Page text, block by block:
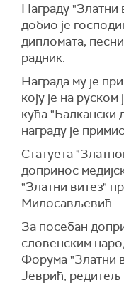
Награду "Златни
добио је
дипломата,
радник.
Награда му је
коју је на
кућа "Балкански
награду је
Статуета
допринос
"Златни витез"
Милосављевић.
За посебан
словенским
Форума "Златни
Јеврић, редитељ